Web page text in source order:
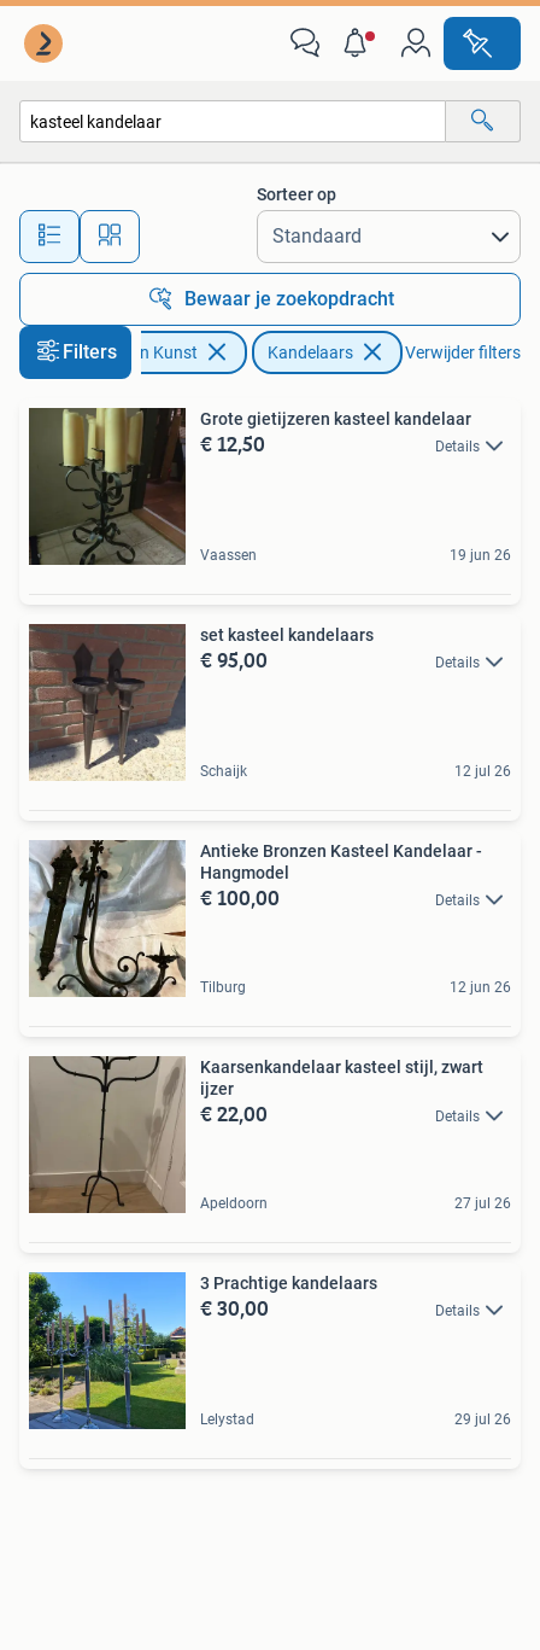
Alle afstanden…
Sorteer op
Bewaar je zoekopdracht
Filters
Antiek en Kunst Kandelaars Verwijder filters
Grote gietijzeren kasteel kandelaar
€ 12,50 Details
Vaassen 19 jun 26
set kasteel kandelaars
€ 95,00 Details
Schaijk 12 jul 26
Antieke Bronzen Kasteel Kandelaar -
Hangmodel
€ 100,00 Details
Tilburg 12 jun 26
Kaarsenkandelaar kasteel stijl, zwart
ijzer
€ 22,00 Details
Apeldoorn 27 jul 26
3 Prachtige kandelaars
€ 30,00 Details
Lelystad 29 jul 26